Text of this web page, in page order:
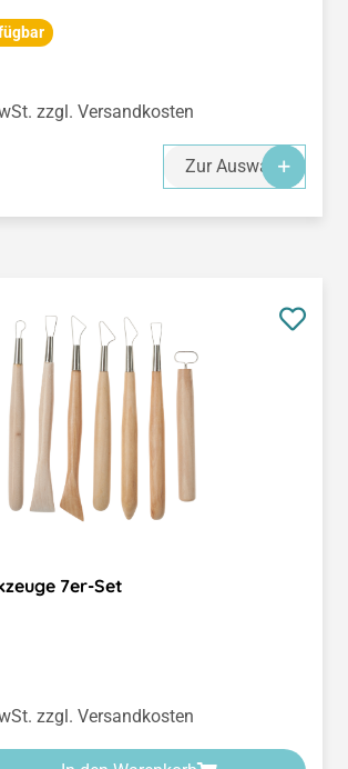
zzgl. Versandkosten
Zur Auswahl
7er-Set
zzgl. Versandkosten